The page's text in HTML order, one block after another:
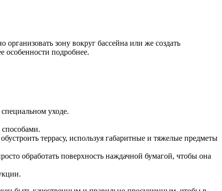
зону вокруг бассейна или же создать
особенности подробнее.
уходе.
террасу, используя габаритные и тяжелые предметы
обработать поверхность наждачной бумагой, чтобы она